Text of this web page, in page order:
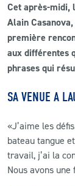
LS E-SHOP
L’APP DU LS
Cet après-midi,
Alain
première
aux différentes
phrases qui
SA VENUE A
«J’aime les
bateau tangue
travail, j’ai la
Nous avons